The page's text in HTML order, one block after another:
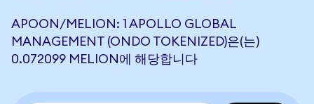
APOON/MELION: 1 APOLLO GLOBAL
MANAGEMENT (ONDO TOKENIZED)은(는)
0.072099 MELION에 해당합니다